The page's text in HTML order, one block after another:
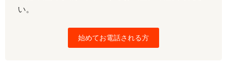
い。
始めてお電話される方